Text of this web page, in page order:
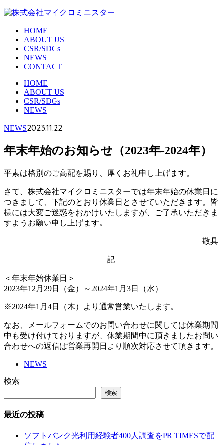
HOME
ABOUT US
CSR/SDGs
NEWS
CONTACT
HOME
ABOUT US
CSR/SDGs
NEWS
NEWS2023.11.22
年末年始のお知らせ（2023年-2024年）
平素は格別のご高配を賜り、厚くお礼申し上げます。
さて、株式会社マイクロミニスターでは年末年始の休業日に
つきまして、下記のとおり休業日とさせていただきます。皆
様には大変ご迷惑をおかけいたしますが、ご了承いただきま
すようお願い申し上げます。
敬具
記
＜年末年始休業日＞
2023年12月29日（金）～2024年1月3日（水）
※2024年1月4日（木）より通常営業いたします。
なお、メールフォームでのお問い合わせに関しては休業期間
中も受け付けておりますが、休業期間中に頂きましたお問い
合わせへの返信は営業再開日より順次対応させて頂きます。
NEWS
検索
検索
最近の投稿
ソフトバンク光利用経験者400人調査をPR TIMESで配